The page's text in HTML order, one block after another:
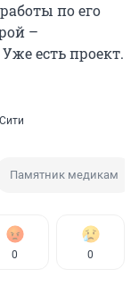
по его
–
есть проект.
Памятник медикам
0 0